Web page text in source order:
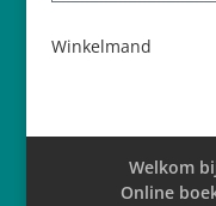
Winkelmand
Welkom
Online